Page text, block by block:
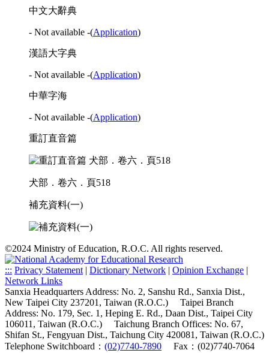
中文大辭典
- Not available -(Application)
漢語大字典
- Not available -(Application)
中華字海
- Not available -(Application)
重訂直音篇
犬部．卷六．頁518
補充資料(一)
©2024 Ministry of Education, R.O.C. All rights reserved.
::: Privacy Statement| Dictionary Network | Opinion Exchange |
Network Links
Sanxia Headquarters Address: No. 2, Sanshu Rd., Sanxia Dist.,
New Taipei City 237201, Taiwan (R.O.C.)
Taipei Branch
Address: No. 179, Sec. 1, Heping E. Rd., Daan Dist., Taipei City
106011, Taiwan (R.O.C.)
Taichung Branch Offices: No. 67,
Shifan St., Fengyuan Dist., Taichung City 420081, Taiwan (R.O.C.)
Telephone Switchboard： (02)7740-7890
Fax：(02)7740-7064